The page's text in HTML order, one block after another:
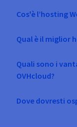
Cos'è l’hosting
Qual è il miglior
Quali sono i
OVHcloud?
Dove dovresti